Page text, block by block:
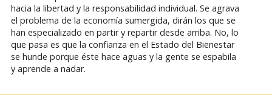
hacia la libertad y la responsabilidad individual. Se agrava
el problema de la economía sumergida, dirán los que se
han especializado en partir y repartir desde arriba. No, lo
que pasa es que la confianza en el Estado del Bienestar
se hunde porque éste hace aguas y la gente se espabila
y aprende a nadar.